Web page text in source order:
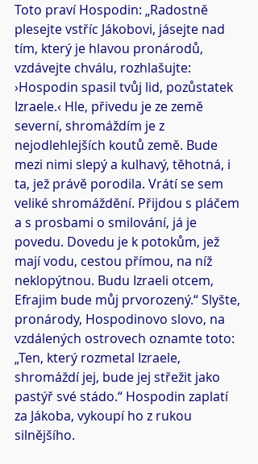
Toto praví Hospodin: „Radostně
plesejte vstříc Jákobovi, jásejte nad
tím, který je hlavou pronárodů,
vzdávejte chválu, rozhlašujte:
›Hospodin spasil tvůj lid, pozůstatek
Izraele.‹ Hle, přivedu je ze země
severní, shromáždím je z
nejodlehlejších koutů země. Bude
mezi nimi slepý a kulhavý, těhotná, i
ta, jež právě porodila. Vrátí se sem
veliké shromáždění. Přijdou s pláčem
a s prosbami o smilování, já je
povedu. Dovedu je k potokům, jež
mají vodu, cestou přímou, na níž
neklopýtnou. Budu Izraeli otcem,
Efrajim bude můj prvorozený.“ Slyšte,
pronárody, Hospodinovo slovo, na
vzdálených ostrovech oznamte toto:
„Ten, který rozmetal Izraele,
shromáždí jej, bude jej střežit jako
pastýř své stádo.“ Hospodin zaplatí
za Jákoba, vykoupí ho z rukou
silnějšího.